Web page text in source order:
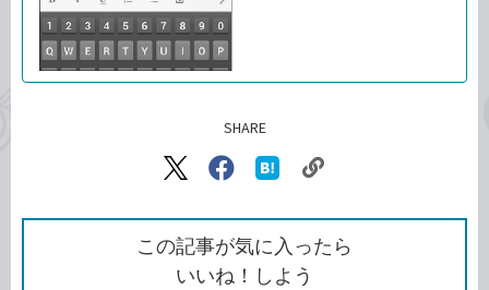
SHARE
X（旧
で
シ
ェ
ア
Facebook
シ
ェ
ア
な
ッ
ク
ク
を
コ
この記事が気に入ったら
いいね！しよう